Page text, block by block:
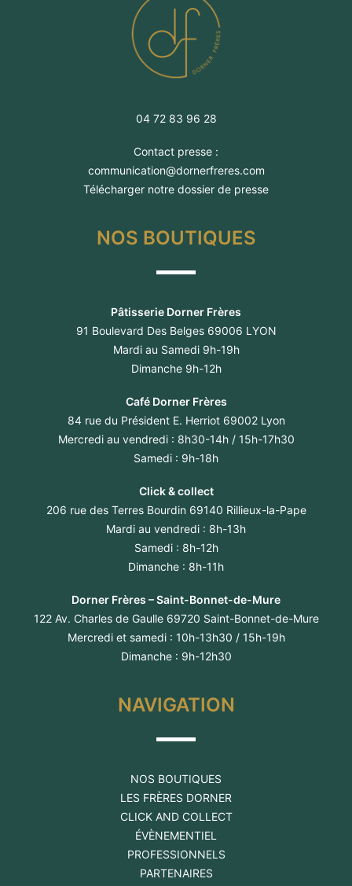
04 72 83 96 28
Contact presse :
communication@dornerfreres.com
Télécharger notre dossier de presse
NOS BOUTIQUES
Pâtisserie Dorner Frères
91 Boulevard Des Belges 69006 LYON
Mardi au Samedi 9h-19h
Dimanche 9h-12h
Café Dorner Frères
84 rue du Président E. Herriot 69002 Lyon
Mercredi au vendredi : 8h30-14h / 15h-17h30
Samedi : 9h-18h
Click & collect
206 rue des Terres Bourdin 69140 Rillieux-la-Pape
Mardi au vendredi : 8h-13h
Samedi : 8h-12h
Dimanche : 8h-11h
Dorner Frères – Saint-Bonnet-de-Mure
122 Av. Charles de Gaulle 69720 Saint-Bonnet-de-Mure
Mercredi et samedi : 10h-13h30 / 15h-19h
Dimanche : 9h-12h30
NAVIGATION
NOS BOUTIQUES
LES FRÈRES DORNER
CLICK AND COLLECT
ÉVÈNEMENTIEL
PROFESSIONNELS
PARTENAIRES